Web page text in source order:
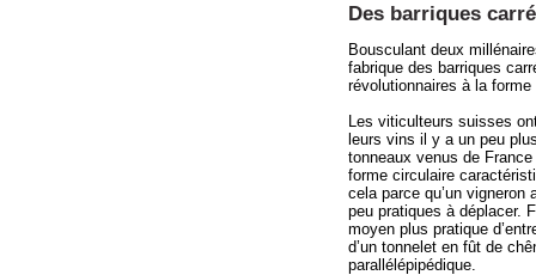
Des barriques
Bousculant deux
fabrique des barriques
révolutionnaires à la
Les viticulteurs suisses
leurs vins il y a un peu
tonneaux venus de
forme circulaire
cela parce qu’un
peu pratiques à déplacer.
moyen plus pratique
d’un tonnelet en fût de
parallélépipédique.